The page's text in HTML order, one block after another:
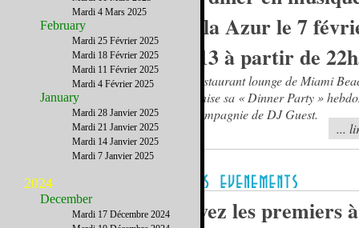
Villa Azur le 7
2013 à partir de
Le restaurant lounge de Miami
organise sa « Dinner Party »
en compagnie de DJ Guest.
...
Soyez les premiers à
Mardi 4 Mars 2025
February
Mardi 25 Février 2025
Mardi 18 Février 2025
Mardi 11 Février 2025
Mardi 4 Février 2025
January
Mardi 28 Janvier 2025
Mardi 21 Janvier 2025
Mardi 14 Janvier 2025
Mardi 7 Janvier 2025
2024
December
Mardi 17 Décembre 2024